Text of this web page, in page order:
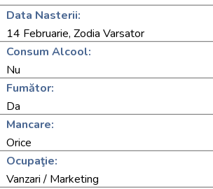
Data Nasterii:
14 Februarie, Zodia Varsator
Consum Alcool:
Nu
Fumător:
Da
Mancare:
Orice
Ocupaţie:
Vanzari / Marketing